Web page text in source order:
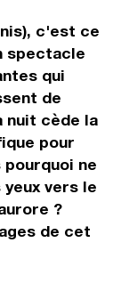
c'est ce
spectacle
qui
de
nuit cède la
pour
ne
vers le
?
de cet